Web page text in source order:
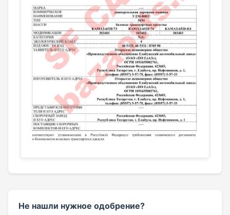
Не нашли нужное одобрение?